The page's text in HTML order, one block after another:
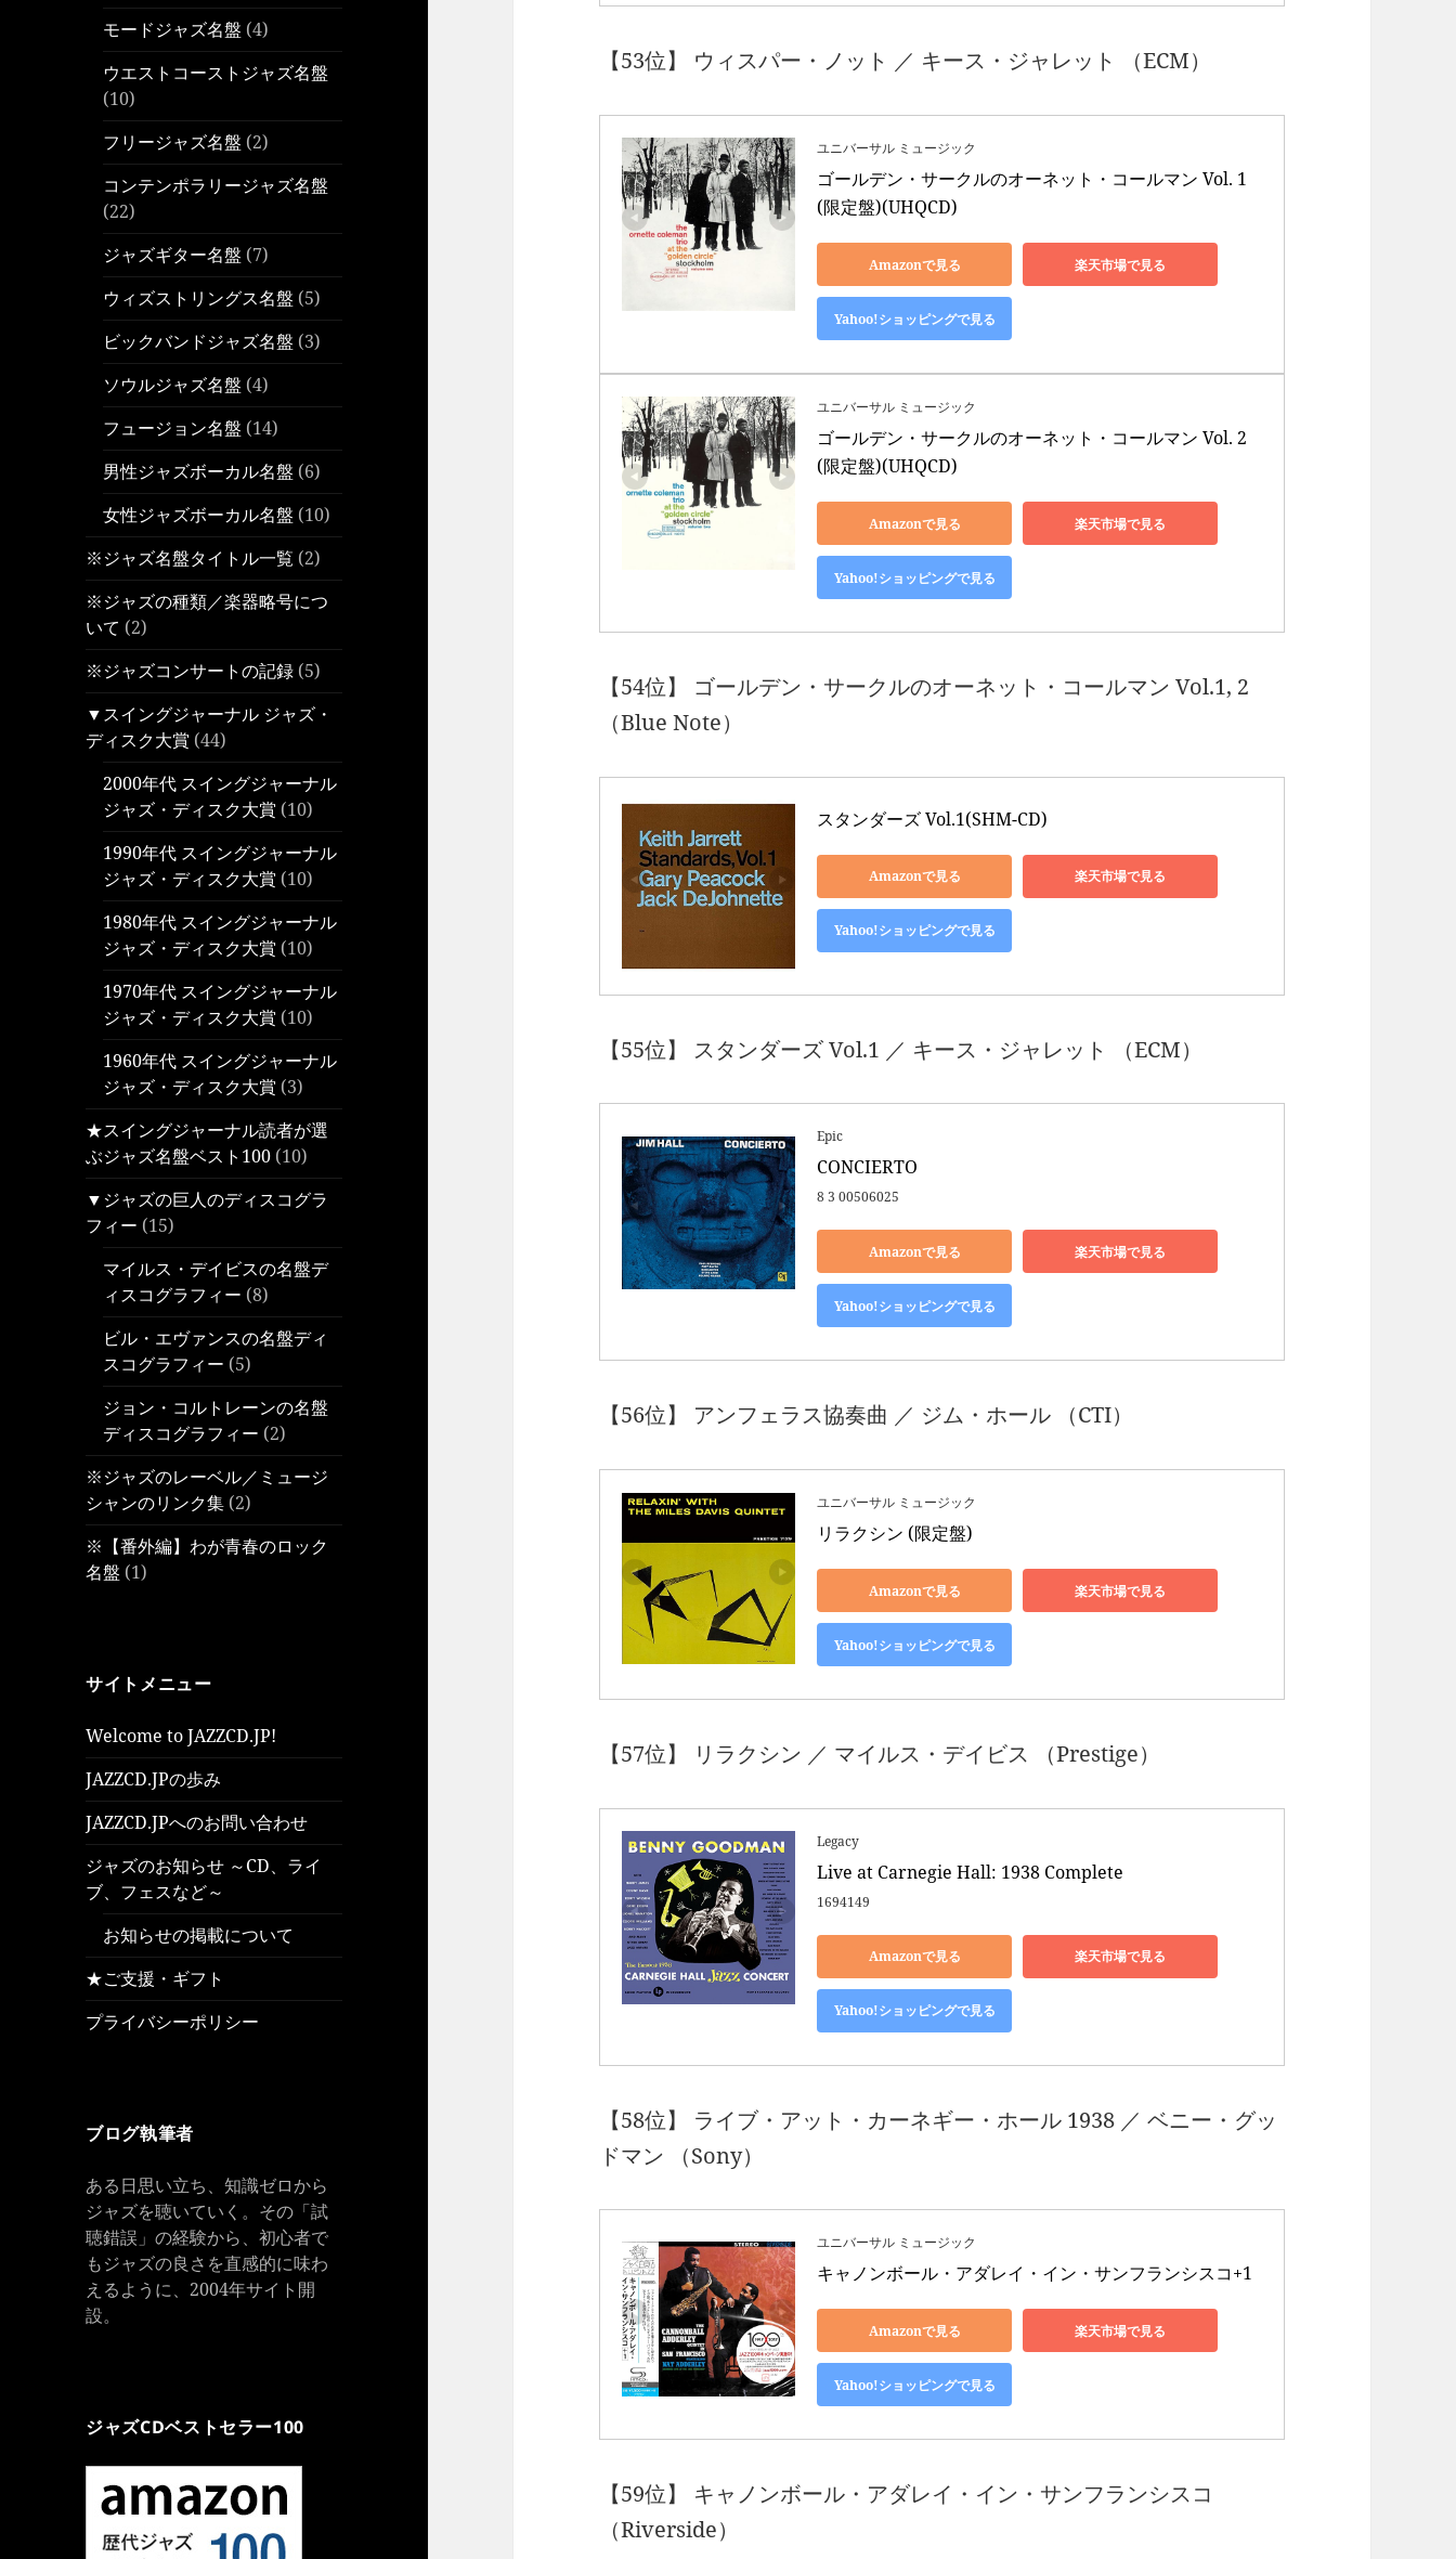
モードジャズ名盤 (4)
ウエストコーストジャズ名盤
(10)
フリージャズ名盤 (2)
コンテンポラリージャズ名盤
(22)
ジャズギター名盤 (7)
ウィズストリングス名盤 (5)
ビックバンドジャズ名盤 (3)
ソウルジャズ名盤 (4)
フュージョン名盤 (14)
男性ジャズボーカル名盤 (6)
女性ジャズボーカル名盤 (10)
※ジャズ名盤タイトル一覧 (2)
※ジャズの種類／楽器略号につ
いて (2)
※ジャズコンサートの記録 (5)
▼スイングジャーナル ジャズ・
ディスク大賞 (44)
2000年代 スイングジャーナル
ジャズ・ディスク大賞 (10)
1990年代 スイングジャーナル
ジャズ・ディスク大賞 (10)
1980年代 スイングジャーナル
ジャズ・ディスク大賞 (10)
1970年代 スイングジャーナル
ジャズ・ディスク大賞 (10)
1960年代 スイングジャーナル
ジャズ・ディスク大賞 (3)
★スイングジャーナル読者が選
ぶジャズ名盤ベスト100 (10)
▼ジャズの巨人のディスコグラ
フィー (15)
マイルス・デイビスの名盤デ
ィスコグラフィー (8)
ビル・エヴァンスの名盤ディ
スコグラフィー (5)
ジョン・コルトレーンの名盤
ディスコグラフィー (2)
※ジャズのレーベル／ミュージ
シャンのリンク集 (2)
※【番外編】わが青春のロック
名盤 (1)
サイトメニュー
Welcome to JAZZCD.JP!
JAZZCD.JPの歩み
JAZZCD.JPへのお問い合わせ
ジャズのお知らせ ～CD、ライ
ブ、フェスなど～
お知らせの掲載について
★ご支援・ギフト
プライバシーポリシー
ブログ執筆者
ある日思い立ち、知識ゼロから
ジャズを聴いていく。その「試
聴錯誤」の経験から、初心者で
もジャズの良さを直感的に味わ
えるように、2004年サイト開
設。
ジャズCDベストセラー100
【53位】 ウィスパー・ノット ／ キース・ジャレット （ECM）
ユニバーサル ミュージック
ゴールデン・サークルのオーネット・コールマン Vol. 1
(限定盤)(UHQCD)
Amazonで見る 楽天市場で見る
Yahoo!ショッピングで見る
ユニバーサル ミュージック
ゴールデン・サークルのオーネット・コールマン Vol. 2
(限定盤)(UHQCD)
Amazonで見る 楽天市場で見る
Yahoo!ショッピングで見る
【54位】 ゴールデン・サークルのオーネット・コールマン Vol.1, 2
（Blue Note）
スタンダーズ Vol.1(SHM-CD)
Amazonで見る 楽天市場で見る
Yahoo!ショッピングで見る
【55位】 スタンダーズ Vol.1 ／ キース・ジャレット （ECM）
Epic
CONCIERTO
8 3 00506025
Amazonで見る 楽天市場で見る
Yahoo!ショッピングで見る
【56位】 アンフェラス協奏曲 ／ ジム・ホール （CTI）
ユニバーサル ミュージック
リラクシン (限定盤)
Amazonで見る 楽天市場で見る
Yahoo!ショッピングで見る
【57位】 リラクシン ／ マイルス・デイビス （Prestige）
Legacy
Live at Carnegie Hall: 1938 Complete
1694149
Amazonで見る 楽天市場で見る
Yahoo!ショッピングで見る
【58位】 ライブ・アット・カーネギー・ホール 1938 ／ ベニー・グッ
ドマン （Sony）
ユニバーサル ミュージック
キャノンボール・アダレイ・イン・サンフランシスコ+1
Amazonで見る 楽天市場で見る
Yahoo!ショッピングで見る
【59位】 キャノンボール・アダレイ・イン・サンフランシスコ
（Riverside）